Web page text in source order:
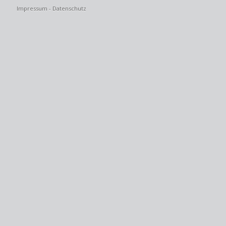
Impressum - Datenschutz